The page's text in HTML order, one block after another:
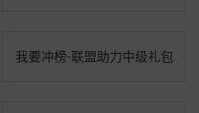
我要冲榜-联盟助力中级礼包